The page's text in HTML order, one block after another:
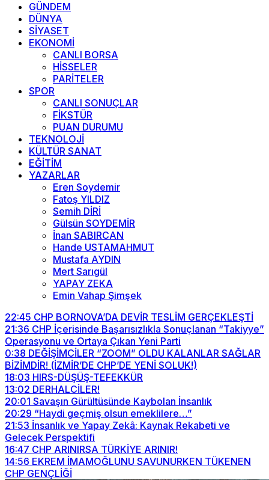
GÜNDEM
DÜNYA
SİYASET
EKONOMİ
CANLI BORSA
HİSSELER
PARİTELER
SPOR
CANLI SONUÇLAR
FİKSTÜR
PUAN DURUMU
TEKNOLOJİ
KÜLTÜR SANAT
EĞİTİM
YAZARLAR
Eren Soydemir
Fatoş YILDIZ
Semih DİRİ
Gülsün SOYDEMİR
İnan SABIRCAN
Hande USTAMAHMUT
Mustafa AYDIN
Mert Sarıgül
YAPAY ZEKA
Emin Vahap Şimşek
22:45 CHP BORNOVA’DA DEVİR TESLİM GERÇEKLEŞTİ
21:36 CHP İçerisinde Başarısızlıkla Sonuçlanan “Takiyye”
Operasyonu ve Ortaya Çıkan Yeni Parti
0:38 DEĞİŞİMCİLER “ZOOM” OLDU KALANLAR SAĞLAR
BİZİMDİR! (İZMİR’DE CHP’DE YENİ SOLUK!)
18:03 HIRS-DÜŞÜŞ-TEFEKKÜR
13:02 DERHALCİLER!
20:01 Savaşın Gürültüsünde Kaybolan İnsanlık
20:29 “Haydi geçmiş olsun emeklilere…”
21:53 İnsanlık ve Yapay Zekâ: Kaynak Rekabeti ve
Gelecek Perspektifi
16:47 CHP ARINIRSA TÜRKİYE ARINIR!
14:56 EKREM İMAMOĞLUNU SAVUNURKEN TÜKENEN
CHP GENÇLİĞİ